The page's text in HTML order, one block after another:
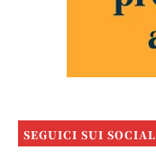
SEGUICI SUI SOCIAL